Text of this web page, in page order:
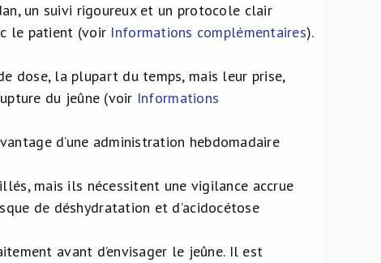
un suivi rigoureux et un protocole clair
le patient (voir Informations complémentaires).
dose, la plupart du temps, mais leur prise,
du jeûne (voir Informations
d’une administration hebdomadaire
mais ils nécessitent une vigilance accrue
de déshydratation et d’acidocétose
avant d’envisager le jeûne. Il est